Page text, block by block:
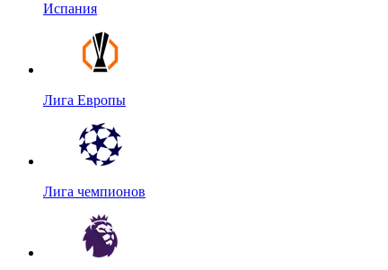
Испания
Лига Европы
Лига чемпионов